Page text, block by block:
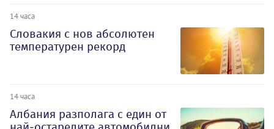
14 часа
Словакия с нов абсолютен
температурен рекорд
14 часа
Албания разполага с един от